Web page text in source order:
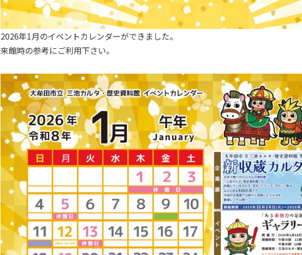
2026年1月のイベントカレンダーができました。
来館時の参考にご利用下さい。